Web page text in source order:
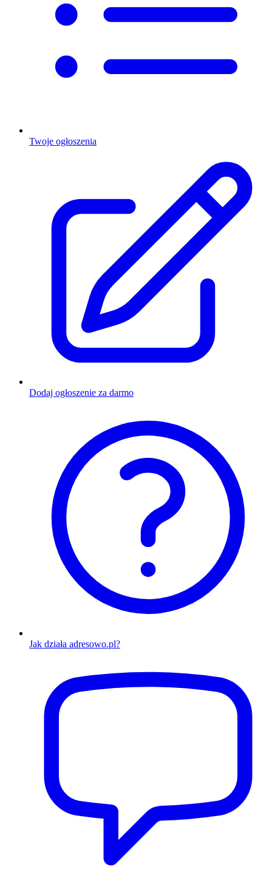
Twoje ogłoszenia
Dodaj ogłoszenie za darmo
Jak działa adresowo.pl?